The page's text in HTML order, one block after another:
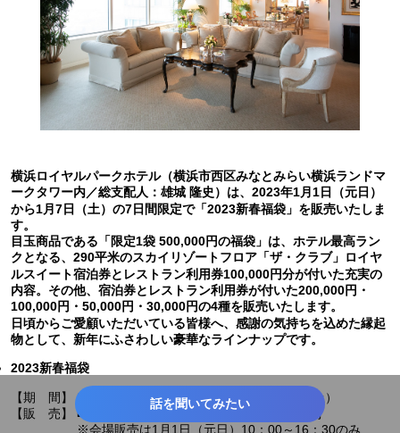
横浜ロイヤルパークホテル（横浜市西区みなとみらい横浜ランドマ
ークタワー内／総支配人：雄城 隆史）は、2023年1月1日（元日）
から1月7日（土）の7日間限定で「2023新春福袋」を販売いたしま
す。
目玉商品である「限定1袋 500,000円の福袋」は、ホテル最高ラン
クとなる、290平米のスカイリゾートフロア「ザ・クラブ」ロイヤ
ルスイート宿泊券とレストラン利用券100,000円分が付いた充実の
内容。その他、宿泊券とレストラン利用券が付いた200,000円・
100,000円・50,000円・30,000円の4種を販売いたします。
日頃からご愛顧いただいている皆様へ、感謝の気持ちを込めた縁起
物として、新年にふさわしい豪華なラインナップです。
2023新春福袋
【期 間】 2023年1月1日（元日）10：00～1月7日（土）
【販 売】 ■会場販売 宴会棟2階 イベントコーナー受付
※会場販売は1月1日（元日）10：00～16：30のみ
話を聞いてみたい